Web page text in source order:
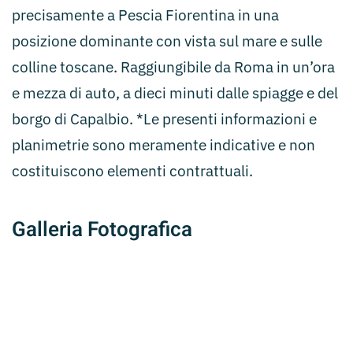
precisamente a Pescia Fiorentina in una
posizione dominante con vista sul mare e sulle
colline toscane. Raggiungibile da Roma in un’ora
e mezza di auto, a dieci minuti dalle spiagge e del
borgo di Capalbio. *Le presenti informazioni e
planimetrie sono meramente indicative e non
costituiscono elementi contrattuali.
Galleria Fotografica